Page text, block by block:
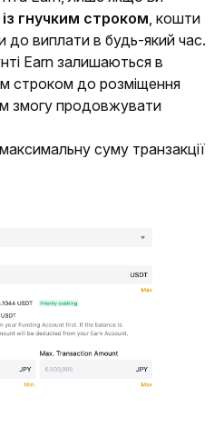
гнучким строком , кошти
до виплати в будь-який час.
Earn залишаються в
строком до розміщення
змогу продовжувати
суму транзакції